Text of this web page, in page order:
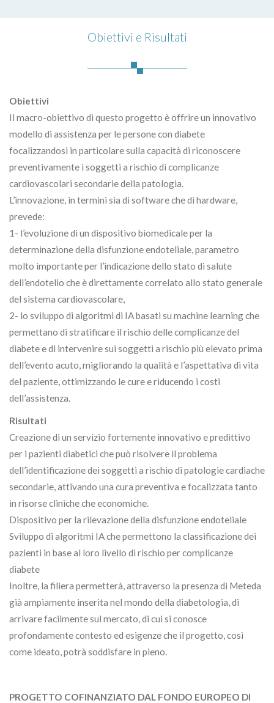
Obiettivi e Risultati
Obiettivi
Il macro-obiettivo di questo progetto è offrire un innovativo
modello di assistenza per le persone con diabete
focalizzandosi in particolare sulla capacità di riconoscere
preventivamente i soggetti a rischio di complicanze
cardiovascolari secondarie della patologia.
L’innovazione, in termini sia di software che di hardware,
prevede:
1- l’evoluzione di un dispositivo biomedicale per la
determinazione della disfunzione endoteliale, parametro
molto importante per l’indicazione dello stato di salute
dell’endotelio che è direttamente correlato allo stato generale
del sistema cardiovascolare,
2- lo sviluppo di algoritmi di IA basati su machine learning che
permettano di stratificare il rischio delle complicanze del
diabete e di intervenire sui soggetti a rischio più elevato prima
dell’evento acuto, migliorando la qualità e l’aspettativa di vita
del paziente, ottimizzando le cure e riducendo i costi
dell’assistenza.
Risultati
Creazione di un servizio fortemente innovativo e predittivo
per i pazienti diabetici che può risolvere il problema
dell’identificazione dei soggetti a rischio di patologie cardiache
secondarie, attivando una cura preventiva e focalizzata tanto
in risorse cliniche che economiche.
Dispositivo per la rilevazione della disfunzione endoteliale
Sviluppo di algoritmi IA che permettono la classificazione dei
pazienti in base al loro livello di rischio per complicanze
diabete
Inoltre, la filiera permetterà, attraverso la presenza di Meteda
già ampiamente inserita nel mondo della diabetologia, di
arrivare facilmente sul mercato, di cui si conosce
profondamente contesto ed esigenze che il progetto, così
come ideato, potrà soddisfare in pieno.
PROGETTO COFINANZIATO DAL FONDO EUROPEO DI